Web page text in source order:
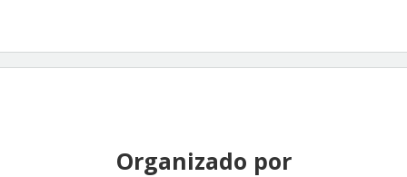
Organizado por